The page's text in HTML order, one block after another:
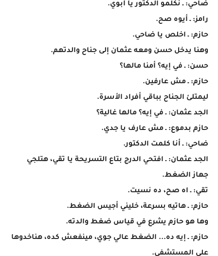
ضاحي: ـ نكلمو الدكتور يا أبوي.
رامز: ـ أيوه صح.
حازم: ـ اخلص يا ضاحي.
وهنا يدخل حسن ومعه عثمان إلى جناح والدتهم.
حسن: ـ في إيه؟ أمنا مالها؟
حازم: ـ مش عارفين.
ليمتلئ الجناح بباقي أفراد الأسرة.
الجد عثمان: ـ في إيه؟ مالها غالية؟
حازم بدموع: ـ مش عارف يا جدي.
ضاحي: ـ أنا كلمت الدكتور.
الجد عثمان: ـ افتحي الدرج بتاع التسريحة يا تقي، هتلجي
جهاز الضغط.
تقي: ـ اه صح، ده نسيت.
حازم: ـ هاتيه بسرعة، خليني أجيس الضغط.
وها هو حازم يشرع في قياس ضغط والدته.
حازم: ـ إيه ده... الضغط عالي جوي، مينفعش كده، هناخدوها
على المستشفى.